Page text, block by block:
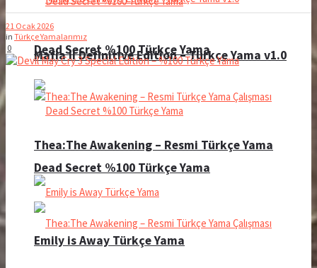
Dead Secret %100 Türkçe Yama
Thea:The Awakening – Resmi Türkçe Yama
Emily is Away Türkçe Yama
Mafia II Definitive Edition – Türkçe Yama v1.0
Dead Secret %100 Türkçe Yama
21 Ocak 2026
in Türkçe Yamalarımız
0